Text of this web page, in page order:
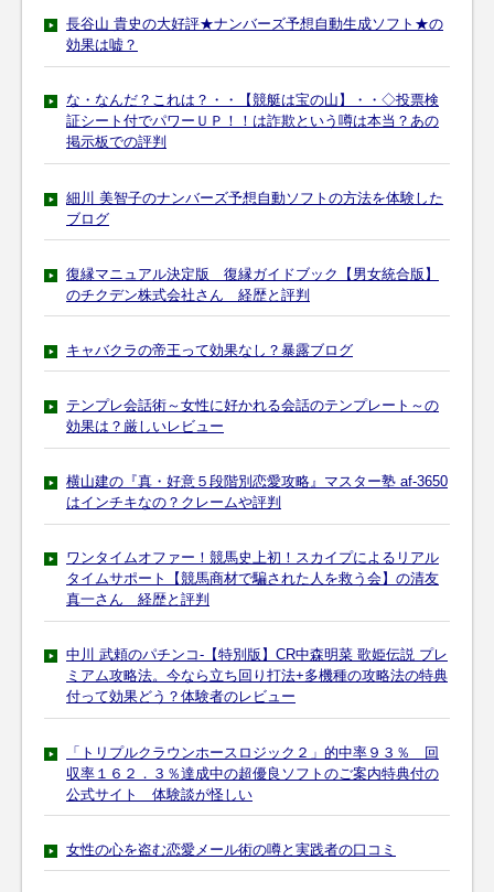
長谷山 貴史の大好評★ナンバーズ予想自動生成ソフト★の
効果は嘘？
な・なんだ？これは？・・【競艇は宝の山】・・◇投票検
証シート付でパワーＵＰ！！は詐欺という噂は本当？あの
掲示板での評判
細川 美智子のナンバーズ予想自動ソフトの方法を体験した
ブログ
復縁マニュアル決定版 復縁ガイドブック【男女統合版】
のチクデン株式会社さん 経歴と評判
キャバクラの帝王って効果なし？暴露ブログ
テンプレ会話術～女性に好かれる会話のテンプレート～の
効果は？厳しいレビュー
横山建の『真・好意５段階別恋愛攻略』マスター塾 af-3650
はインチキなの？クレームや評判
ワンタイムオファー！競馬史上初！スカイプによるリアル
タイムサポート【競馬商材で騙された人を救う会】の清友
真一さん 経歴と評判
中川 武頼のパチンコ-【特別版】CR中森明菜 歌姫伝説 プレ
ミアム攻略法。今なら立ち回り打法+多機種の攻略法の特典
付って効果どう？体験者のレビュー
「トリプルクラウンホースロジック２」的中率９３％ 回
収率１６２．３％達成中の超優良ソフトのご案内特典付の
公式サイト 体験談が怪しい
女性の心を盗む恋愛メール術の噂と実践者の口コミ